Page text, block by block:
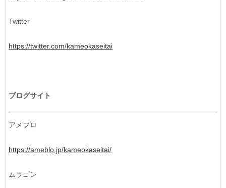
Twitter
https://twitter.com/kameokaseitai
ブログサイト
アメブロ
https://ameblo.jp/kameokaseitai/
ムラゴン